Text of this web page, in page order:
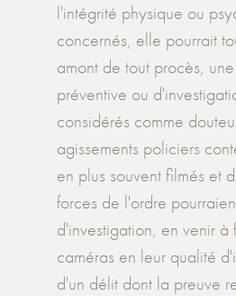
l'intégrité physique ou
concernés, elle pourrait
amont de tout procès,
préventive ou
considérés comme
agissements policiers
en plus souvent filmés et
forces de l'ordre
d'investigation, en venir à
caméras en leur qualité
d'un délit dont la preuve